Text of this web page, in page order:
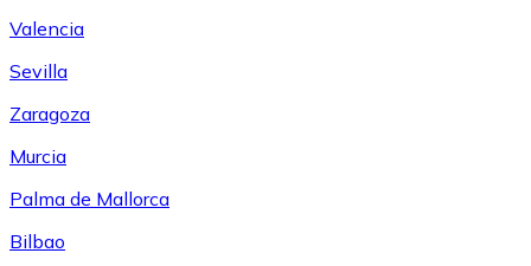
Valencia
Sevilla
Zaragoza
Murcia
Palma de Mallorca
Bilbao